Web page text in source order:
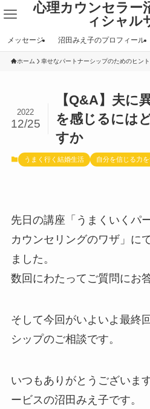
心理カウンセラー
ィシャル
メッセージ 沼田みえ子のプロフィール
ホーム 幸せなパートナーシップのためのヒント
【Q&A】夫に
を感じるには
すか
2022
12/25
うまく行く結婚生活 自分を信じる力
先日の講座「うまくいくパ
カウンセリングのワザ」に
ました。
数回にわたってご質問にお
そして今回がいよいよ最終
シップのご相談です。
いつもありがとうございま
ービスの沼田みえ子です。